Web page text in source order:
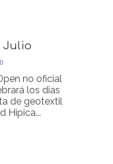
Julio
0
no oficial
los dias
de geotextil
Hipica...